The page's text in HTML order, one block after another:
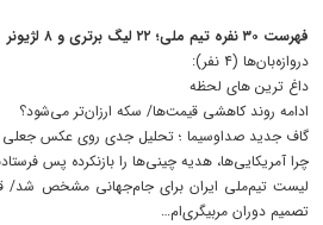
فهرست ۳۰ نفره تیم ملی؛ ۲۲ لیگ برتری و ۸ لژیونر
دروازه‌بان‌ها (۴ نفر):
داغ ترین های لحظه
ادامه روند کاهشی قیمت‌ها/ سکه ارزان‌تر می‌شود؟
گاف جدید صداوسیما ؛ تحلیل جدی روی عکس
چرا آمریکایی‌ها، هدیه چینی‌ها را بازنکرده پس
لیست تیم‌ملی ایران برای جام‌جهانی مشخص شد/
تصمیم دوران مربیگری‌ام…